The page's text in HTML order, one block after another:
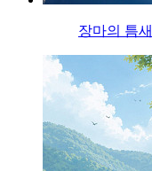
장마의 틈새